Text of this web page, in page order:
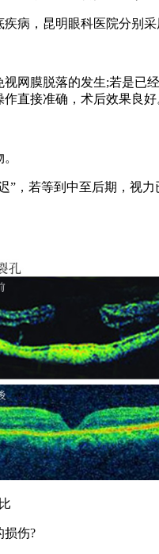
，昆明眼科医院分别采
膜脱落的发生;若是已
直接准确，术后效果良好
若等到中至后期，视
伤?